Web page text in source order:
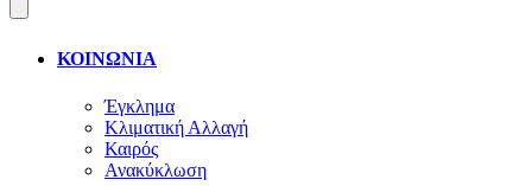
ΚΟΙΝΩΝΙΑ
Έγκλημα
Κλιματική Αλλαγή
Καιρός
Ανακύκλωση